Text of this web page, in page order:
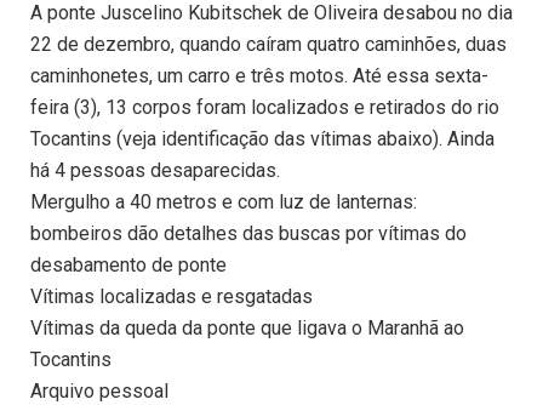
A ponte Juscelino Kubitschek de Oliveira desabou no dia
22 de dezembro, quando caíram quatro caminhões, duas
caminhonetes, um carro e três motos. Até essa sexta-
feira (3), 13 corpos foram localizados e retirados do rio
Tocantins (veja identificação das vítimas abaixo). Ainda
há 4 pessoas desaparecidas.
Mergulho a 40 metros e com luz de lanternas:
bombeiros dão detalhes das buscas por vítimas do
desabamento de ponte
Vítimas localizadas e resgatadas
Vítimas da queda da ponte que ligava o Maranhã ao
Tocantins
Arquivo pessoal